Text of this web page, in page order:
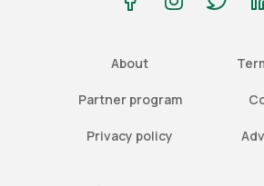
About
Partner program
Privacy policy